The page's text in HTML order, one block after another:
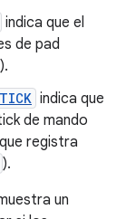
indica que el
de pad
).
indica que
de mando
registra
).
un